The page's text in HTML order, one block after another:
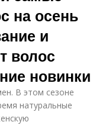
на осень
и
волос
новинки
В этом сезоне
натуральные